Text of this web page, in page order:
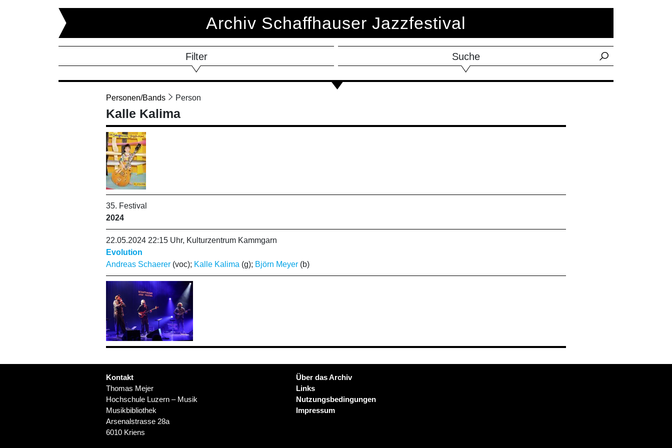
Archiv Schaffhauser Jazzfestival
Filter Suche
Personen/Bands Person
Kalle Kalima
35. Festival
2024
22.05.2024 22:15 Uhr, Kulturzentrum Kammgarn
Evolution
Andreas Schaerer(voc); Kalle Kalima (g); Björn Meyer(b)
Kontakt
Thomas Mejer
Hochschule Luzern – Musik
Musikbibliothek
Arsenalstrasse 28a
6010 Kriens
Über das Archiv
Links
Nutzungsbedingungen
Impressum